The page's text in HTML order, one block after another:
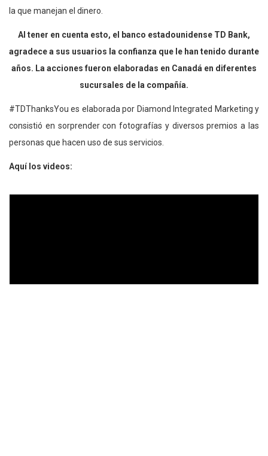
la que manejan el dinero.
Al tener en cuenta esto, el banco estadounidense TD Bank,
agradece a sus usuarios la confianza que le han tenido durante
años. La acciones fueron elaboradas en Canadá en diferentes
sucursales de la compañía.
#TDThanksYou es elaborada por Diamond Integrated Marketing y
consistió en sorprender con fotografías y diversos premios a las
personas que hacen uso de sus servicios.
Aquí los videos: